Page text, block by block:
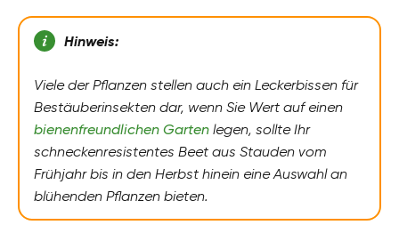
Hinweis:
Viele der Pflanzen stellen auch ein Leckerbissen für
Bestäuberinsekten dar, wenn Sie Wert auf einen
bienenfreundlichen Garten legen, sollte Ihr
schneckenresistentes Beet aus Stauden vom
Frühjahr bis in den Herbst hinein eine Auswahl an
blühenden Pflanzen bieten.